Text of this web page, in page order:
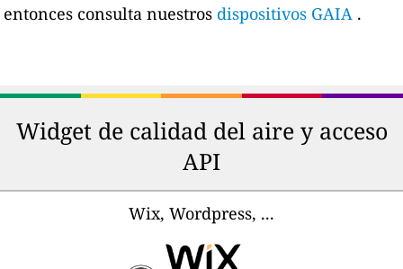
entonces consulta nuestros dispositivos GAIA .
Widget de calidad del aire y acceso
API
Wix, Wordpress, ...